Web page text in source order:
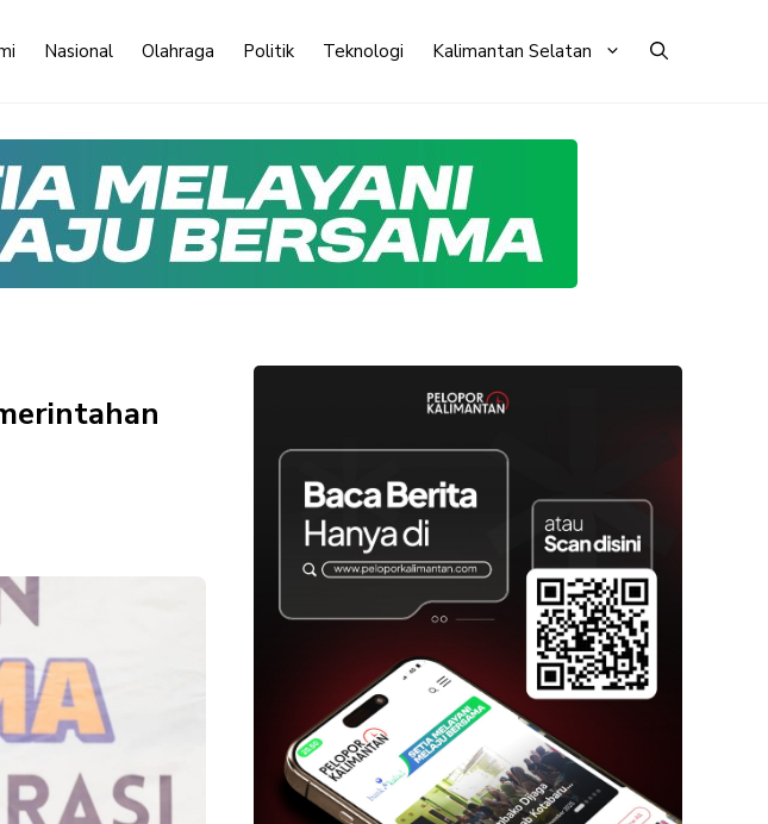
Nasional Olahraga Politik Teknologi Kalimantan Selatan